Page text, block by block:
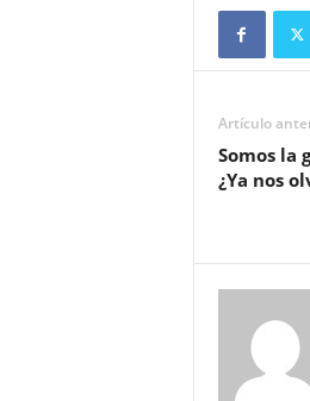
Artículo
Somos la
¿Ya nos